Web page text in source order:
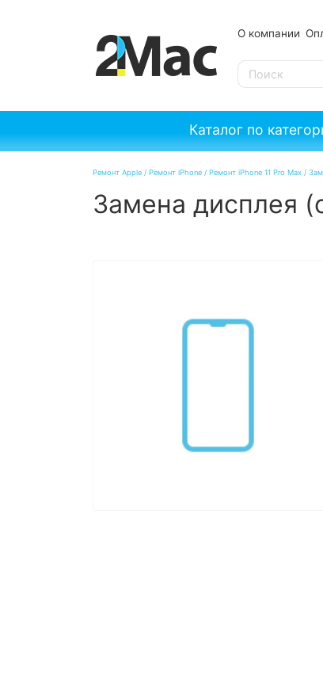
О компании
SE
Каталог по
Ремонт Apple / Ремонт iPhone / Ремонт iPhone 11 Pro Max /
Замена дисплея